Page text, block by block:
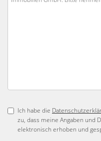
Ich habe die
zu, dass meine Angaben und
elektronisch erhoben und